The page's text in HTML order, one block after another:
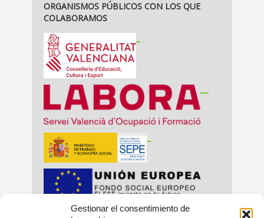
Gestionar el consentimiento de
ORGANISMOS PÚBLICOS CON LOS QUE
COLABORAMOS
_ _